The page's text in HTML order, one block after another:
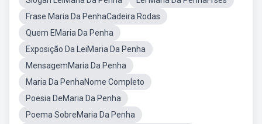
Frase Maria Da PenhaCadeira Rodas
Quem EMaria Da Penha
Exposição Da LeiMaria Da Penha
MensagemMaria Da Penha
Maria Da PenhaNome Completo
Poesia DeMaria Da Penha
Poema SobreMaria Da Penha